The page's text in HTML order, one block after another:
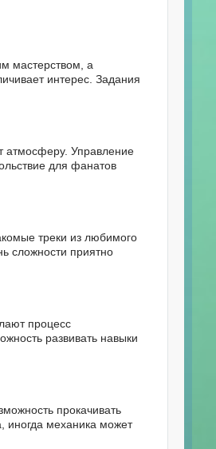
мастерством, а
интерес. Задания
атмосферу. Управление
для фанатов
треки из любимого
сложности приятно
процесс
развивать навыки
прокачивать
иногда механика может